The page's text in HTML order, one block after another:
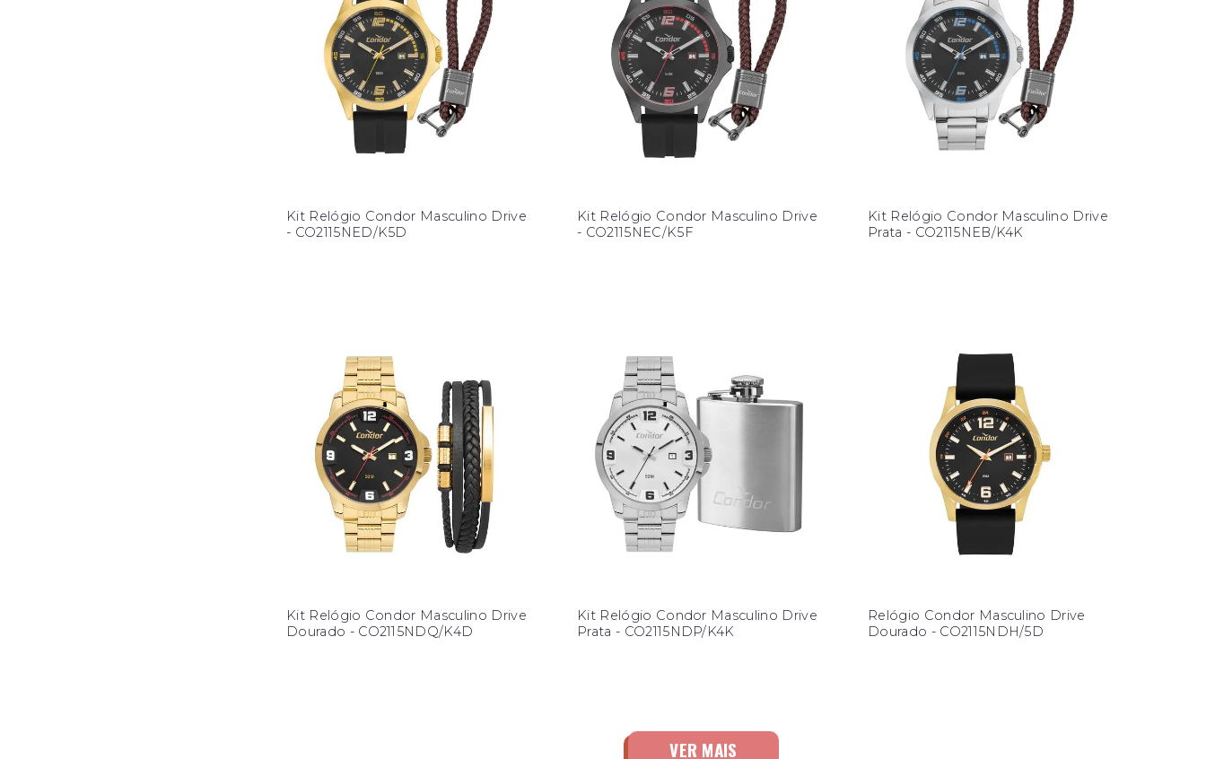
Kit Relógio Condor Masculino Drive
- CO2115NED/K5D
Kit Relógio Condor Masculino Drive
- CO2115NEC/K5F
Kit Relógio Condor Masculino Drive
Prata - CO2115NEB/K4K
Kit Relógio Condor Masculino Drive
Dourado - CO2115NDQ/K4D
Kit Relógio Condor Masculino Drive
Prata - CO2115NDP/K4K
Relógio Condor Masculino Drive
Dourado - CO2115NDH/5D